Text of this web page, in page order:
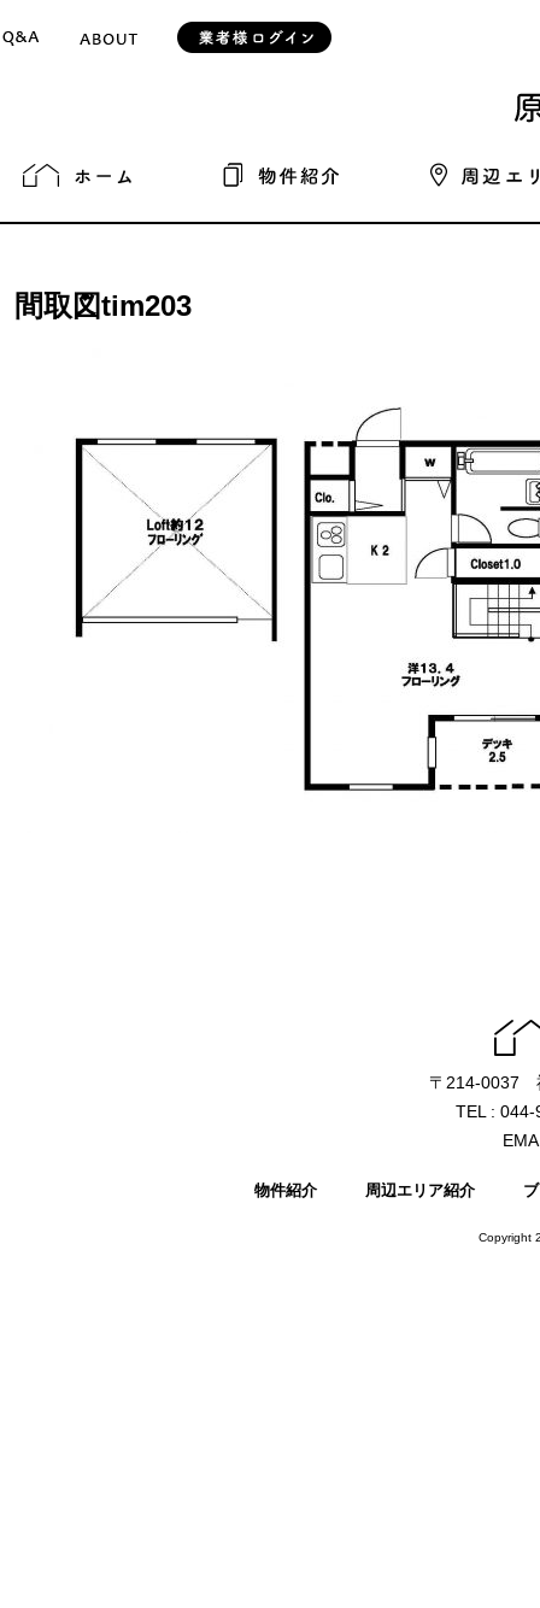
間取図tim203
〒214-0037
TEL :
物件紹介 周辺エリア紹介
Copyright